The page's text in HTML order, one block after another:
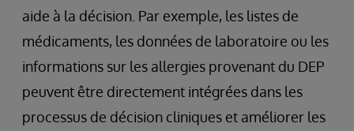
aide à la décision. Par exemple, les listes de
médicaments, les données de laboratoire ou les
informations sur les allergies provenant du DEP
peuvent être directement intégrées dans les
processus de décision cliniques et améliorer les